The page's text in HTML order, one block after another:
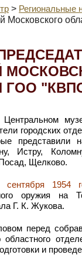
> Региональные
Московского
ГОО
городских
представили
Истру,
Щелково.
1954
оружия на
Г. К. Жукова.
перед
областного
и